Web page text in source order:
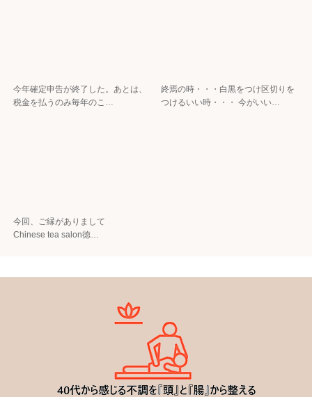
今年確定申告が終了した。 あとは、
税金を払うのみ 毎年のこ…
終焉の時・・・白黒をつけ区切りを
つけるいい時・・・ 今がいい…
今回、ご縁がありまして
Chinese tea salon徳…